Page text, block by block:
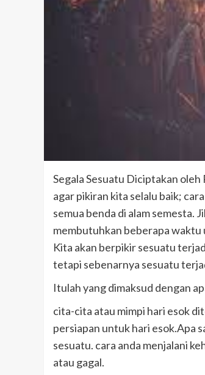
Segala Sesuatu Diciptakan
agar pikiran kita selalu baik;
semua benda di alam semesta.
membutuhkan beberapa waktu
Kita akan berpikir sesuatu
tetapi sebenarnya sesuatu
Itulah yang dimaksud dengan
cita-cita atau mimpi hari esok
persiapan untuk hari esok.Apa
sesuatu. cara anda menjalani
atau gagal.